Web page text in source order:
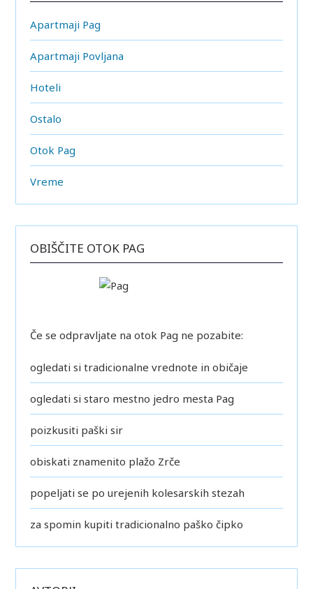
Apartmaji Pag
Apartmaji Povljana
Hoteli
Ostalo
Otok Pag
Vreme
OBIŠČITE OTOK PAG
Če se odpravljate na otok Pag ne pozabite:
ogledati si tradicionalne vrednote in običaje
ogledati si staro mestno jedro mesta Pag
poizkusiti paški sir
obiskati znamenito plažo Zrče
popeljati se po urejenih kolesarskih stezah
za spomin kupiti tradicionalno paško čipko